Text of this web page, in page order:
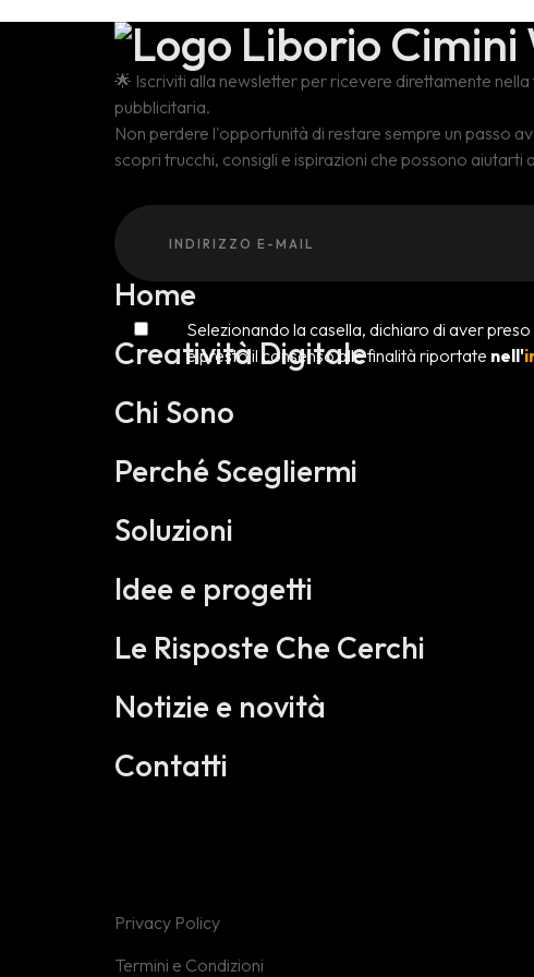
🌟 Iscriviti alla newsletter per ricevere direttamente
pubblicitaria.
Non perdere l'opportunità di restare sempre un passo
scopri trucchi, consigli e ispirazioni che possono aiutarti
Selezionando la casella, dichiaro di aver preso
e presto il consenso alle finalità riportate nell'
Home
Creatività Digitale
Chi Sono
Perché Scegliermi
Soluzioni
Idee e progetti
Le Risposte Che Cerchi
Notizie e novità
Contatti
Privacy Policy
Termini e Condizioni